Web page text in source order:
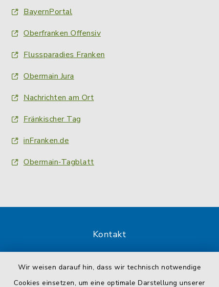
Wir weisen darauf hin, dass wir technisch notwendige
Cookies einsetzen, um eine optimale Darstellung unserer
BayernPortal
Oberfranken Offensiv
Flussparadies Franken
Obermain Jura
Nachrichten am Ort
Fränkischer Tag
inFranken.de
Obermain-Tagblatt
Kontakt